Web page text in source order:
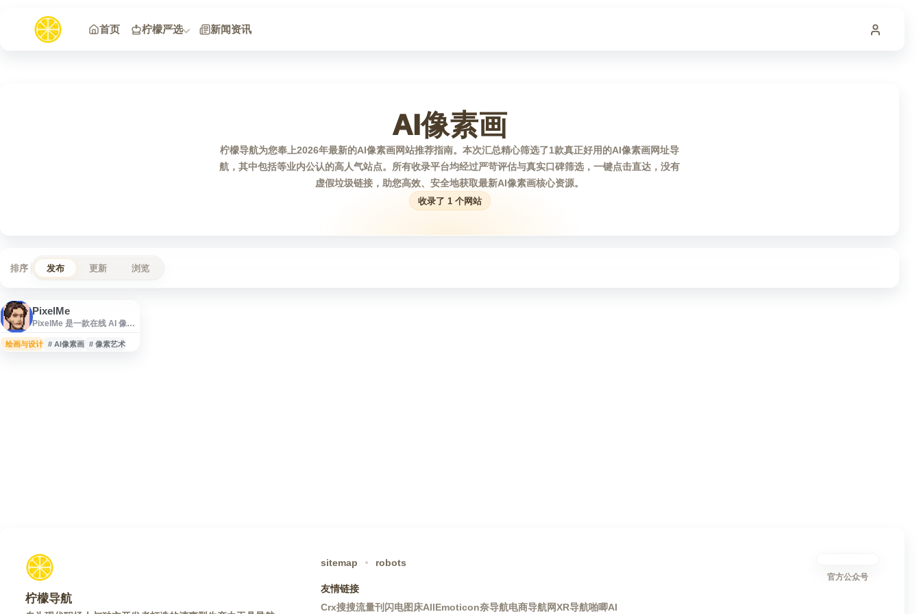
首页
柠檬严选 新闻资讯
AI像素画
柠檬导航为您奉上2026年最新的AI像素画网站推荐指南。本次汇总精心筛选了1款真正好用的AI像素画网址导
航，其中包括等业内公认的高人气站点。所有收录平台均经过严苛评估与真实口碑筛选，一键点击直达，没有
虚假垃圾链接，助您高效、安全地获取最新AI像素画核心资源。
收录了 1 个网站
排序 发布 更新 浏览
PixelMe
PixelMe 是一款在线 AI 像素
画转换为像素艺术风格图
像，适用于像素头像、游戏
绘画与设计 # AI像素画 # 像素艺术
柠檬导航
sitemap robots
友情链接
Crx搜搜流量刊 闪电图床AllEmoticon奈导航电商导航网XR导航啪唧AI
官方公众号